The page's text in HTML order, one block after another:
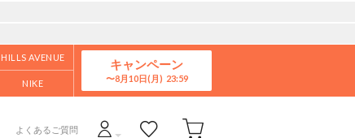
HILLS AVENUE
NIKE
キャンペーン
8月10日(月)
よくあるご質問